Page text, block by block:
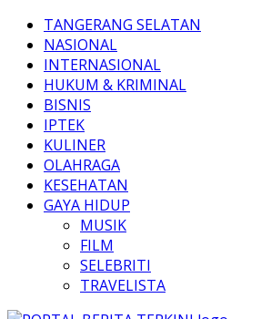
TANGERANG SELATAN
NASIONAL
INTERNASIONAL
HUKUM & KRIMINAL
BISNIS
IPTEK
KULINER
OLAHRAGA
KESEHATAN
GAYA HIDUP
MUSIK
FILM
SELEBRITI
TRAVELISTA